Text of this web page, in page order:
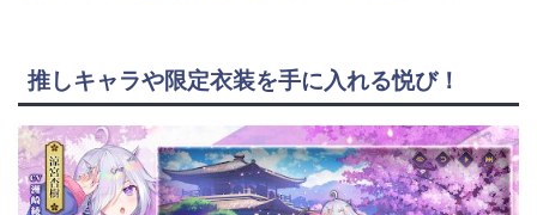
推しキャラや限定衣装を手に入れる悦び！